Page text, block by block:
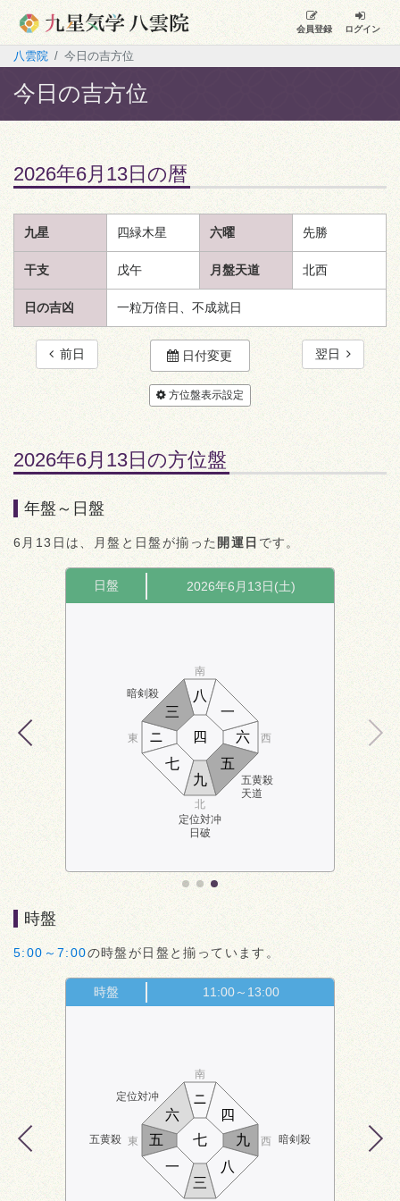
会員登録 ログイン
八雲院 今日の吉方位
今日の吉方位
2026年6月13日の暦
九星 四緑木星 六曜 先勝
干支 戊午 月盤天道 北西
日の吉凶 一粒万倍日、不成就日
前日 日付変更 翌日
方位盤表示設定
2026年6月13日の方位盤
年盤～日盤
6月13日は、月盤と日盤が揃った 開運日 です。
日盤 2026年6月13日(土)
暗剣殺
定位対冲
日破
五黄殺
天道
南
北
東 西
九
一
ニ
三
四
五
六
七
八
時盤
5:00～7:00の時盤が日盤と揃っています。
時盤 11:00～13:00
定位対冲
五黄殺 暗剣殺
南
東 西
三
四
五
六
七
八
九
一
ニ